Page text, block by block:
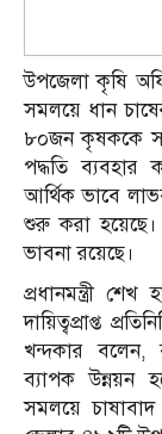
উপজেলা কৃষি
সমলয়ে ধান
৮০জন কৃষককে
পদ্ধতি ব্যবহার
আর্থিক ভাবে
শুরু করা
ভাবনা রয়েছে।
প্রধানমন্ত্রী শেখ
দায়িত্বপ্রাপ্ত
খন্দকার বলেন,
ব্যাপক উন্নয়ন
সমলয়ে চাষাবাদ